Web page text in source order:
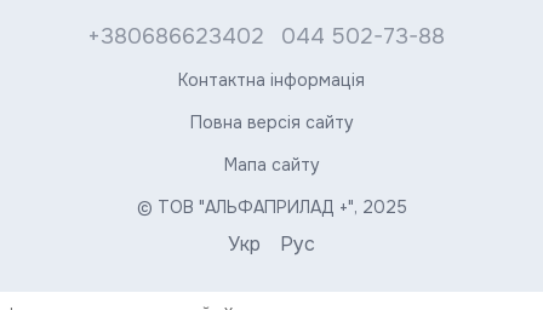
+380686623402 044 502-73-88
Контактна інформація
Повна версія сайту
Мапа сайту
© ТОВ "АЛЬФАПРИЛАД +", 2025
Укр Рус